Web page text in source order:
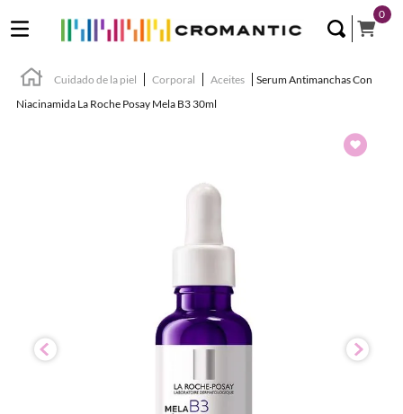
0
Cuidado de la piel Corporal Aceites
Serum Antimanchas Con
Niacinamida La Roche Posay Mela B3 30ml